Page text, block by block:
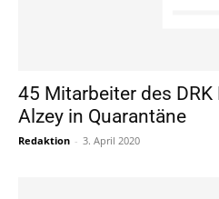
45 Mitarbeiter des
Alzey in Quarantäne
Redaktion - 3. April 2020